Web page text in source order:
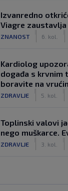
Izvanredno
Viagre
ZNANOST 6. kol.
Kardiolog
događa s krvnim
boravite na
ZDRAVLJE 5. kol.
Toplinski valovi
nego muškarce.
ZDRAVLJE 3. kol.